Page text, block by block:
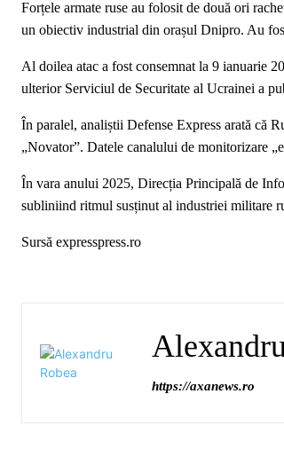
Forțele armate ruse au folosit de două ori
un obiectiv industrial din orașul Dnipro. Au
Al doilea atac a fost consemnat la 9 ianuarie
ulterior Serviciul de Securitate al Ucrainei a
În paralel, analiștii Defense Express arată că
„Novator”. Datele canalului de monitorizare
În vara anului 2025, Direcția Principală de
subliniind ritmul susținut al industriei militare
Sursă expresspress.ro
https://axanews.ro